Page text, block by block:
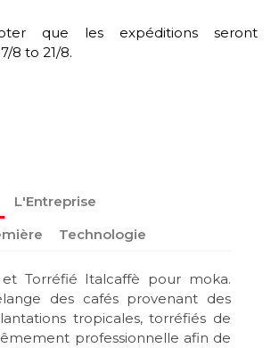
que les expéditions seront
8 to 21/8.
L'Entreprise
Technologie
Torréfié Italcaffè pour moka.
des cafés provenant des
tropicales, torréfiés de
professionnelle afin de